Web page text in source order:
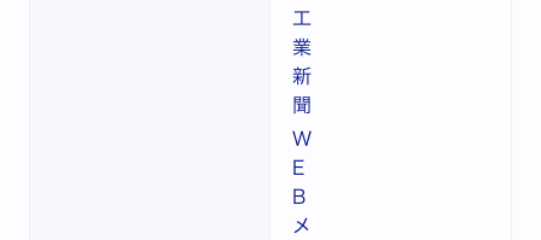
工
業
新
聞
W
E
B
メ